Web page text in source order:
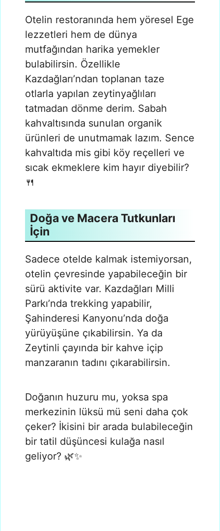
Otelin restoranında hem yöresel Ege
lezzetleri hem de dünya
mutfağından harika yemekler
bulabilirsin. Özellikle
Kazdağları’ndan toplanan taze
otlarla yapılan zeytinyağlıları
tatmadan dönme derim. Sabah
kahvaltısında sunulan organik
ürünleri de unutmamak lazım. Sence
kahvaltıda mis gibi köy reçelleri ve
sıcak ekmeklere kim hayır diyebilir?
🍴
Doğa ve Macera Tutkunları
İçin
Sadece otelde kalmak istemiyorsan,
otelin çevresinde yapabileceğin bir
sürü aktivite var. Kazdağları Milli
Parkı’nda trekking yapabilir,
Şahinderesi Kanyonu’nda doğa
yürüyüşüne çıkabilirsin. Ya da
Zeytinli çayında bir kahve içip
manzaranın tadını çıkarabilirsin.
Doğanın huzuru mu, yoksa spa
merkezinin lüksü mü seni daha çok
çeker? İkisini bir arada bulabileceğin
bir tatil düşüncesi kulağa nasıl
geliyor? 🌿✨